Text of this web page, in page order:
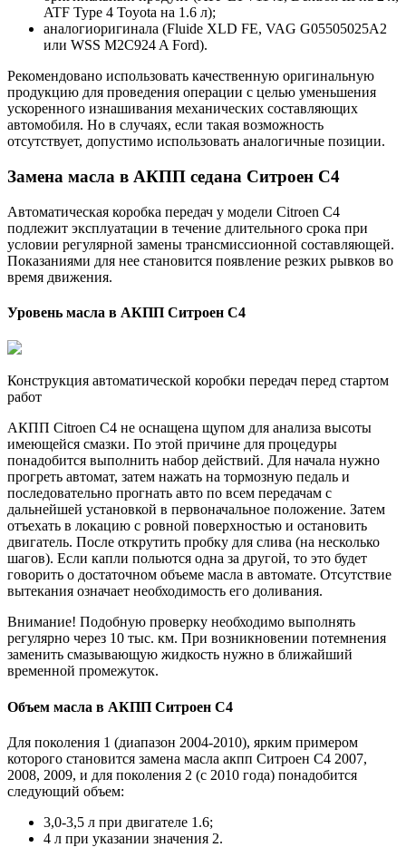
ATF Type 4 Toyota на 1.6 л);
аналогиоригинала (Fluide XLD FE, VAG G05505025A2
или WSS M2C924 A Ford).
Рекомендовано использовать качественную оригинальную
продукцию для проведения операции с целью уменьшения
ускоренного изнашивания механических составляющих
автомобиля. Но в случаях, если такая возможность
отсутствует, допустимо использовать аналогичные позиции.
Замена масла в АКПП седана Ситроен С4
Автоматическая коробка передач у модели Citroen C4
подлежит эксплуатации в течение длительного срока при
условии регулярной замены трансмиссионной составляющей.
Показаниями для нее становится появление резких рывков во
время движения.
Уровень масла в АКПП Ситроен С4
Конструкция автоматической коробки передач перед стартом
работ
АКПП Citroen C4 не оснащена щупом для анализа высоты
имеющейся смазки. По этой причине для процедуры
понадобится выполнить набор действий. Для начала нужно
прогреть автомат, затем нажать на тормозную педаль и
последовательно прогнать авто по всем передачам с
дальнейшей установкой в первоначальное положение. Затем
отъехать в локацию с ровной поверхностью и остановить
двигатель. После открутить пробку для слива (на несколько
шагов). Если капли польются одна за другой, то это будет
говорить о достаточном объеме масла в автомате. Отсутствие
вытекания означает необходимость его доливания.
Внимание! Подобную проверку необходимо выполнять
регулярно через 10 тыс. км. При возникновении потемнения
заменить смазывающую жидкость нужно в ближайший
временной промежуток.
Объем масла в АКПП Ситроен С4
Для поколения 1 (диапазон 2004-2010), ярким примером
которого становится замена масла акпп Ситроен С4 2007,
2008, 2009, и для поколения 2 (с 2010 года) понадобится
следующий объем:
3,0-3,5 л при двигателе 1.6;
4 л при указании значения 2.